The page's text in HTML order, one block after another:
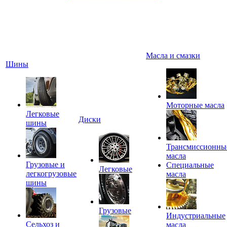
Шины
Легковые
шины
Грузовые и
легкогрузовые
шины
Сельхоз и
Диски
Легковые
Грузовые
Масла и смазки
Моторные масла
масла
Специальные
масла
Индустриальные
масла